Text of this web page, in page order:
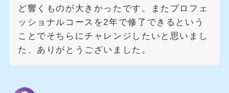
ど響くものが大きかったです。またプロフェ
ッショナルコースを2年で修了できるという
ことでそちらにチャレンジしたいと思いまし
た、ありがとうございました。